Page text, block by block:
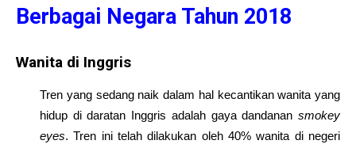
Berbagai Negara Tahun 2018
Wanita di Inggris
Tren yang sedang naik dalam hal kecantikan wanita yang
hidup di daratan Inggris adalah gaya dandanan smokey
eyes. Tren ini telah dilakukan oleh 40% wanita di negeri